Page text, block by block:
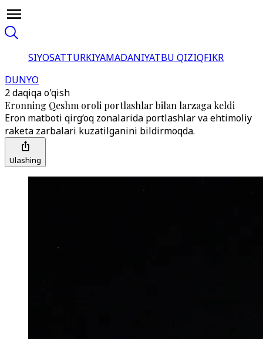
SIYOSATTURKIYAMADANIYATBU QIZIQFIKR
DUNYO
2 daqiqa o'qish
Eronning Qeshm oroli portlashlar bilan larzaga keldi
Eron matboti qirg‘oq zonalarida portlashlar va ehtimoliy
raketa zarbalari kuzatilganini bildirmoqda.
Ulashing